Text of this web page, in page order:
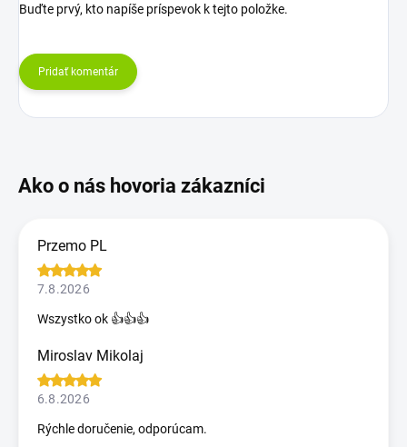
Buďte prvý, kto napíše príspevok k tejto položke.
Pridať komentár
Przemo PL
7.8.2026
Wszystko ok 👍👍👍
Miroslav Mikolaj
6.8.2026
Rýchle doručenie, odporúcam.